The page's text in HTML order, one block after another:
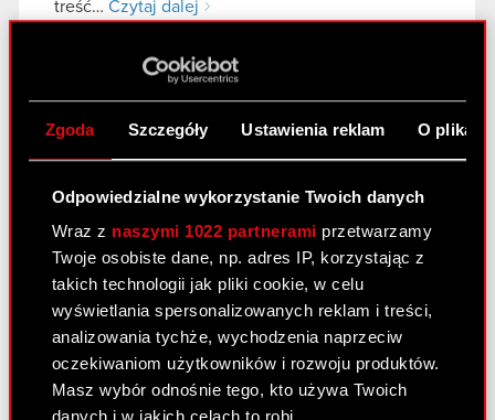
Zgoda Szczegóły Ustawienia reklam O
Odpowiedzialne wykorzystanie Twoich danych
Wraz z naszymi 1022 partnerami przetwarzamy
Twoje osobiste dane, np. adres IP, korzystając z
takich technologii jak pliki cookie, w celu
wyświetlania spersonalizowanych reklam i treści,
analizowania tychże, wychodzenia naprzeciw
oczekiwaniom użytkowników i rozwoju produktów.
Masz wybór odnośnie tego, kto używa Twoich
treść… Czytaj dalej
Ujawnienie stanu posiadania - ESPI
PDF Notification of major holdings
PDF
papierów wartościowych
Raport bieżący nr 2/2021
13 stycznia 2021
Temat: Ujawnienie stanu posiadania Podstawa
prawna: Art. 70 pkt 1 Ustawy o ofercie – nabycie
lub zbycie znacznego pakietu akcji Zarząd spółki